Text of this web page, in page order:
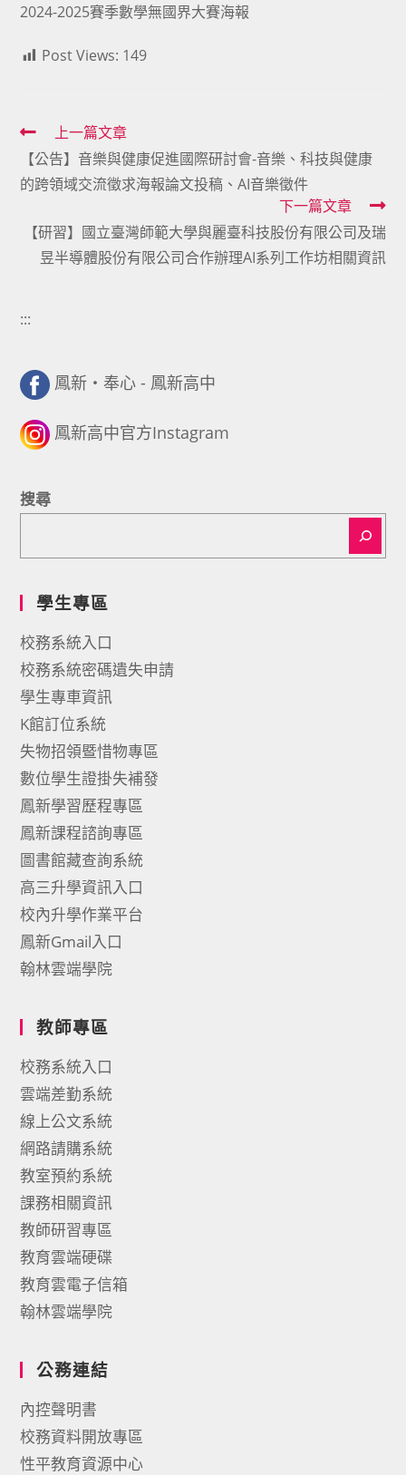
2024-2025賽季數學無國界大賽海報
Post Views: 149
Read
more
articles
上一篇文章
【公告】音樂與健康促進國際研討會-音樂、科技與健康
的跨領域交流徵求海報論文投稿、AI音樂徵件
下一篇文章
【研習】國立臺灣師範大學與麗臺科技股份有限公司及瑞
昱半導體股份有限公司合作辦理AI系列工作坊相關資訊
:::
鳳新・奉心 - 鳳新高中
鳳新高中官方Instagram
搜尋
學生專區
校務系統入口
校務系統密碼遺失申請
學生專車資訊
K館訂位系統
失物招領暨惜物專區
數位學生證掛失補發
鳳新學習歷程專區
鳳新課程諮詢專區
圖書館藏查詢系統
高三升學資訊入口
校內升學作業平台
鳳新Gmail入口
翰林雲端學院
教師專區
校務系統入口
雲端差勤系統
線上公文系統
網路請購系統
教室預約系統
課務相關資訊
教師研習專區
教育雲端硬碟
教育雲電子信箱
翰林雲端學院
公務連結
內控聲明書
校務資料開放專區
性平教育資源中心